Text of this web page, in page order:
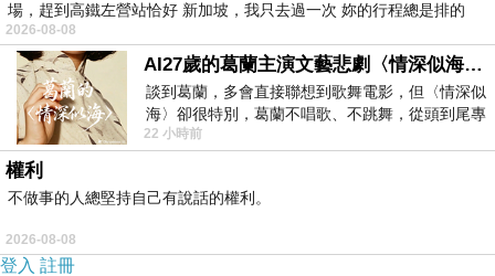
餛飩湯：一碗有五顆手工餛飩
皮薄餡多，內餡鮮美飽滿
場，趕到高鐵左營站恰好 新加坡，我只去過一次 妳的行程總是排的
2026-08-08
AI27歲的葛蘭主演文藝悲劇〈情深似海〉 #戀上老電影 #葛蘭 #粟子
談到葛蘭，多會直接聯想到歌舞電影，但〈情深似
海〉卻很特別，葛蘭不唱歌、不跳舞，從頭到尾專
心演戲。拍攝期間，經常工作超過12個鐘
22 小時前
權利
不做事的人總堅持自己有說話的權利。
2026-08-08
登入 註冊